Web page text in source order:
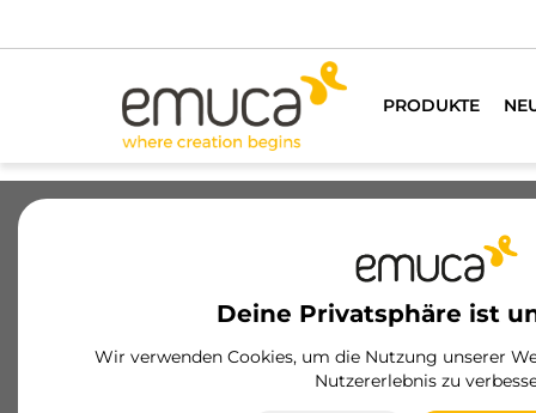
PRODUKTE
Deine Privatsphäre ist
Wir verwenden Cookies, um die Nutzung unserer
Nutzererlebnis zu